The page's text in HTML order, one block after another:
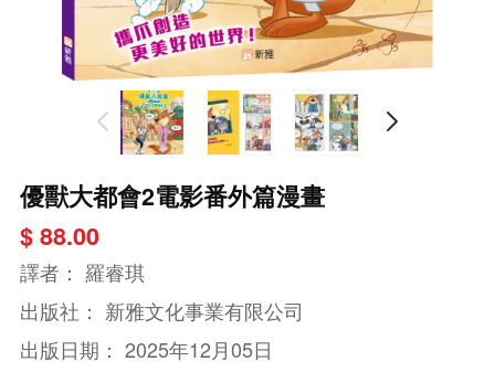
優獸大都會2電影番外篇漫畫
$ 88.00
譯者： 羅睿琪
出版社： 新雅文化事業有限公司
出版日期： 2025年12月05日